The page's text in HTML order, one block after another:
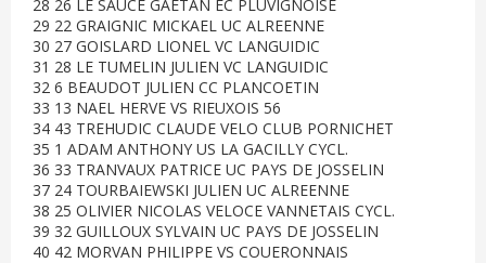
28 26 LE SAUCE GAETAN EC PLUVIGNOISE
29 22 GRAIGNIC MICKAEL UC ALREENNE
30 27 GOISLARD LIONEL VC LANGUIDIC
31 28 LE TUMELIN JULIEN VC LANGUIDIC
32 6 BEAUDOT JULIEN CC PLANCOETIN
33 13 NAEL HERVE VS RIEUXOIS 56
34 43 TREHUDIC CLAUDE VELO CLUB PORNICHET
35 1 ADAM ANTHONY US LA GACILLY CYCL.
36 33 TRANVAUX PATRICE UC PAYS DE JOSSELIN
37 24 TOURBAIEWSKI JULIEN UC ALREENNE
38 25 OLIVIER NICOLAS VELOCE VANNETAIS CYCL.
39 32 GUILLOUX SYLVAIN UC PAYS DE JOSSELIN
40 42 MORVAN PHILIPPE VS COUERONNAIS